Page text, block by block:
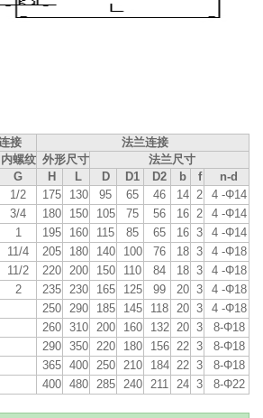
接
法兰连接
内螺纹 外形尺寸
法兰尺寸
G H L D D1 D2 b f
n-d
1/2 175 130 95 65 46 14 2
4 -Φ14
3/4 180 150 105 75 56 16 2
4 -Φ14
1 195 160 115 85 65 16 3
4 -Φ14
11/4 205 180 140 100 76 18 3
4 -Φ18
11/2 220 200 150 110 84 18 3
4 -Φ18
2 235 230 165 125 99 20 3
4 -Φ18
250 290 185 145 118 20 3
4 -Φ18
260 310 200 160 132 20 3
8-Φ18
290 350 220 180 156 22 3
8-Φ18
365 400 250 210 184 22 3
8-Φ18
400 480 285 240 211 24 3 8-Φ22